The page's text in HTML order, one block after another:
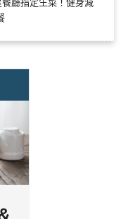
餐廳指定生菜！健身減